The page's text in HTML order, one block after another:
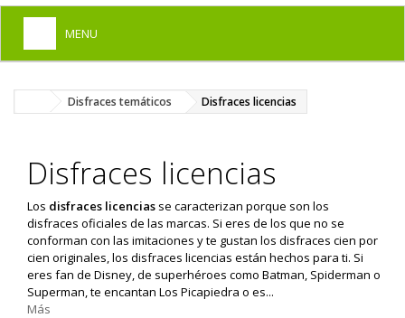
MENU
DISFRACES PARA ADULTOS
COMPLEMENTOS
MAQUILLAJE FIESTA
PELUCAS, GORROS, CARETAS
PARTY, BROMAS
Disfraces temáticos Disfraces licencias
Disfraces licencias
Los disfraces licencias se caracterizan porque son los
disfraces oficiales de las marcas. Si eres de los que no se
conforman con las imitaciones y te gustan los disfraces cien por
cien originales, los disfraces licencias están hechos para ti. Si
eres fan de Disney, de superhéroes como Batman, Spiderman o
Superman, te encantan Los Picapiedra o es...
Más